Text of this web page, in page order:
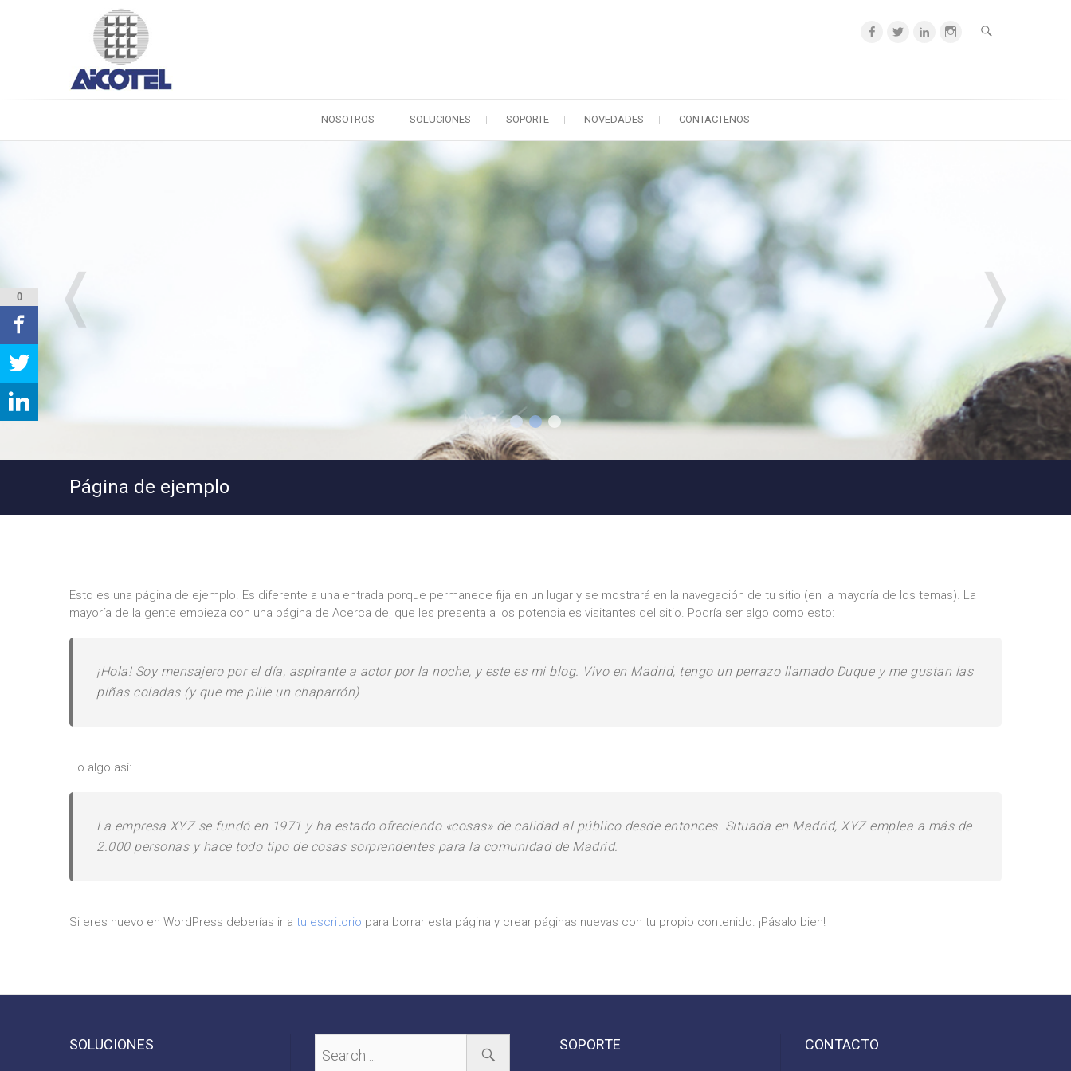
facebook
twitter linkedinInstagram
NOSOTROS SOLUCIONES SOPORTE NOVEDADES CONTACTENOS
❬ ❭
Página de ejemplo
Esto es una página de ejemplo. Es diferente a una entrada porque permanece fija en un lugar y se mostrará en la navegación de tu sitio (en la mayoría de los temas). La
mayoría de la gente empieza con una página de Acerca de, que les presenta a los potenciales visitantes del sitio. Podría ser algo como esto:
¡Hola! Soy mensajero por el día, aspirante a actor por la noche, y este es mi blog. Vivo en Madrid, tengo un perrazo llamado Duque y me gustan las
piñas coladas (y que me pille un chaparrón)
…o algo así:
La empresa XYZ se fundó en 1971 y ha estado ofreciendo «cosas» de calidad al público desde entonces. Situada en Madrid, XYZ emplea a más de
2.000 personas y hace todo tipo de cosas sorprendentes para la comunidad de Madrid.
Si eres nuevo en WordPress deberías ir a tu escritorio para borrar esta página y crear páginas nuevas con tu propio contenido. ¡Pásalo bien!
SOLUCIONES SOPORTE CONTACTO
0